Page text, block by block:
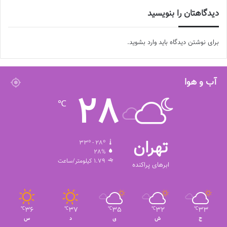
دیدگاهتان را بنویسید
برای نوشتن دیدگاه باید وارد بشوید.
آب و هوا
تهران
ابرهای پراکنده
28
℃
33º - 28º
28%
1.79 کیلومتر/ساعت
33
℃
ج
32
℃
ش
35
℃
ی
37
℃
د
36
℃
س